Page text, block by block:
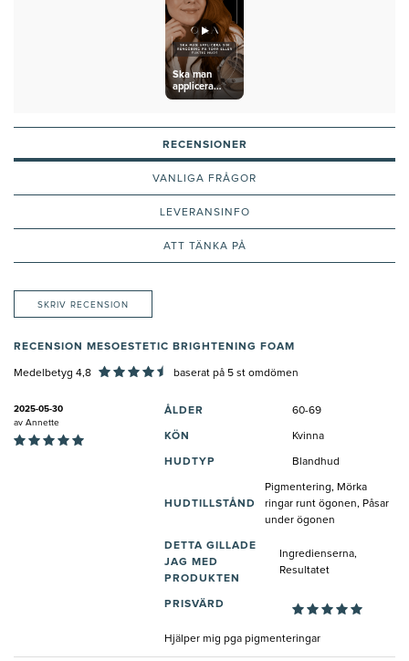
Ska man
applicera
rengöring på
RECENSIONER
VANLIGA FRÅGOR
LEVERANSINFO
ATT TÄNKA PÅ
SKRIV RECENSION
RECENSION MESOESTETIC BRIGHTENING FOAM
Medelbetyg 4,8 baserat på 5 st omdömen
2025-05-30
av Annette
ÅLDER 60-69
KÖN Kvinna
HUDTYP Blandhud
HUDTILLSTÅND
Pigmentering, Mörka
ringar runt ögonen, Påsar
under ögonen
DETTA GILLADE
JAG MED
PRODUKTEN
Ingredienserna,
Resultatet
PRISVÄRD
Hjälper mig pga pigmenteringar